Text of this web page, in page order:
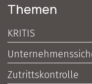
Themen
KRITIS
Zutrittskontrolle